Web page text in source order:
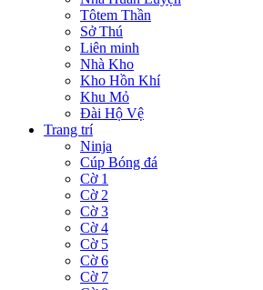
Tôtem Thần
Sở Thú
Liên minh
Nhà Kho
Kho Hồn Khí
Khu Mỏ
Đài Hộ Vệ
Trang trí
Ninja
Cúp Bóng đá
Cờ 1
Cờ 2
Cờ 3
Cờ 4
Cờ 5
Cờ 6
Cờ 7